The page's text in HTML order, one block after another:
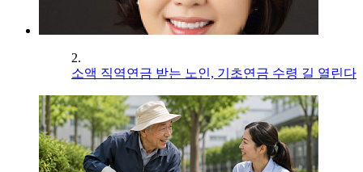
2.
소액 직역연금 받는 노인, 기초연금 수령 길 열린다